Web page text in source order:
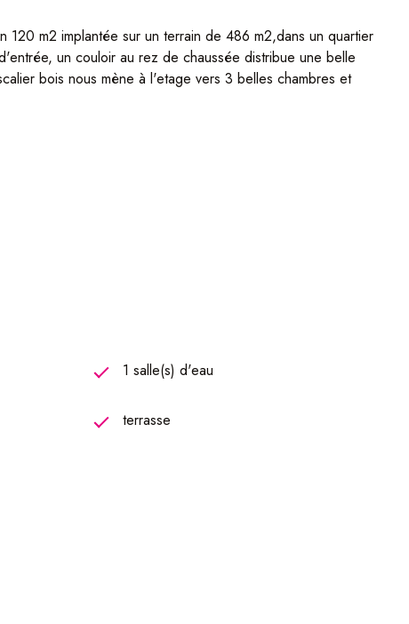
m2 implantée sur un terrain de 486 m2,dans un quartier
un couloir au rez de chaussée distribue une belle
bois nous mène à l'etage vers 3 belles chambres et
1 salle(s) d'eau
terrasse